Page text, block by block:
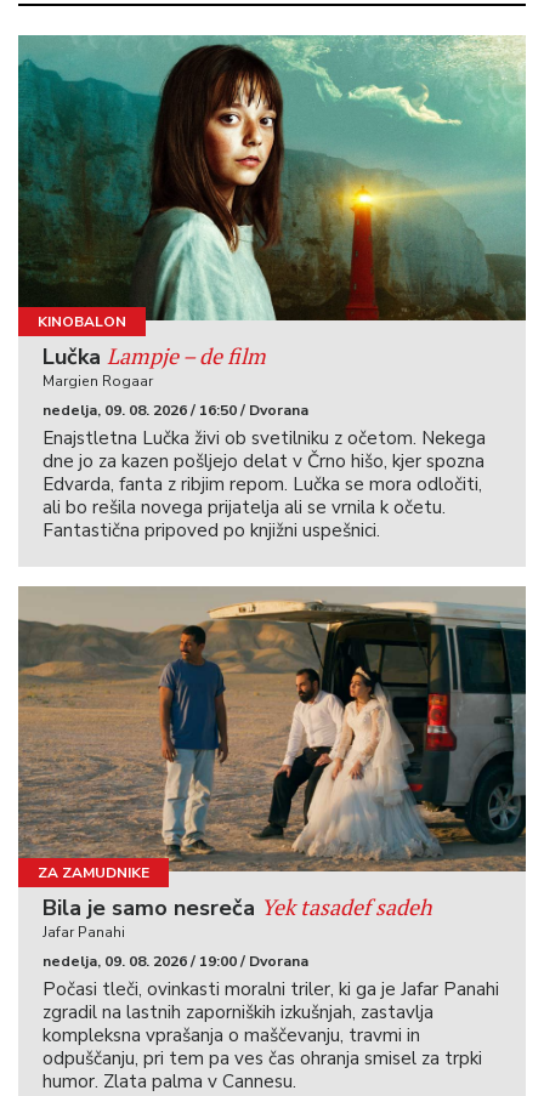
KINOBALON
Lučka Lampje – de film
Margien Rogaar
nedelja, 09. 08. 2026 / 16:50 / Dvorana
Enajstletna Lučka živi ob svetilniku z očetom. Nekega
dne jo za kazen pošljejo delat v Črno hišo, kjer spozna
Edvarda, fanta z ribjim repom. Lučka se mora odločiti,
ali bo rešila novega prijatelja ali se vrnila k očetu.
Fantastična pripoved po knjižni uspešnici.
ZA ZAMUDNIKE
Bila je samo nesreča Yek tasadef sadeh
Jafar Panahi
nedelja, 09. 08. 2026 / 19:00 / Dvorana
Počasi tleči, ovinkasti moralni triler, ki ga je Jafar Panahi
zgradil na lastnih zaporniških izkušnjah, zastavlja
kompleksna vprašanja o maščevanju, travmi in
odpuščanju, pri tem pa ves čas ohranja smisel za trpki
humor. Zlata palma v Cannesu.